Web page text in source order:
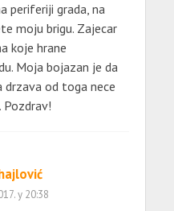
periferiji grada, na
moju brigu. Zajecar
koje hrane
Moja bojazan je da
drzava od toga nece
у 20:38